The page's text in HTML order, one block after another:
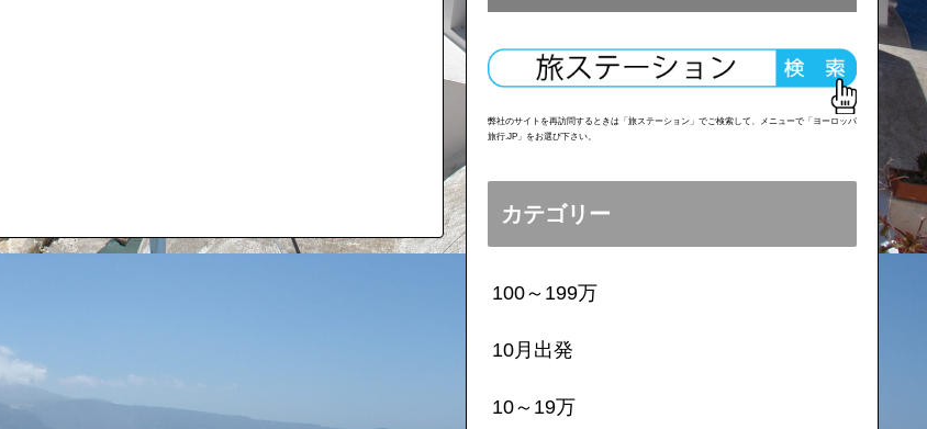
弊社のサイトを再訪問するときは「旅ステーション」でご検索して、メニューで「ヨーロッパ
旅行.JP」をお選び下さい。
カテゴリー
100～199万
10月出発
10～19万